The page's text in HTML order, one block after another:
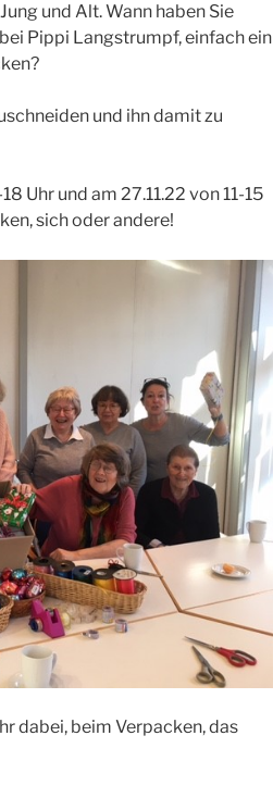
und Alt. Wann haben Sie
Pippi Langstrumpf, einfach ein
und ihn damit zu
Uhr und am 27.11.22 von 11-15
sich oder andere!
dabei, beim Verpacken, das